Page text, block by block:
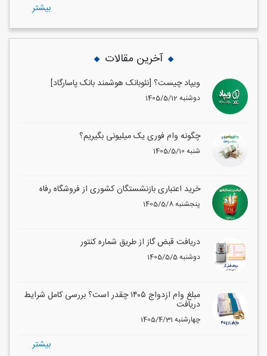
بيشتر
آخرین مقالات
ویپاد چیست؟ [نئوبانک هوشمند بانک پاسارگاد]
1405/5/12 دوشنبه
چگونه وام فوری یک میلیونی بگیریم؟
1405/5/10 شنبه
خرید اعتباری بازنشستگان کشوری از فروشگاه رفاه
1405/5/8 پنجشنبه
دریافت قبض گاز از طریق شماره کنتور
1405/5/5 دوشنبه
مبلغ وام ازدواج ۱۴۰۵ چقدر است؟ بررسی کامل شرایط
دریافت
1405/4/31 چهارشنبه
بيشتر